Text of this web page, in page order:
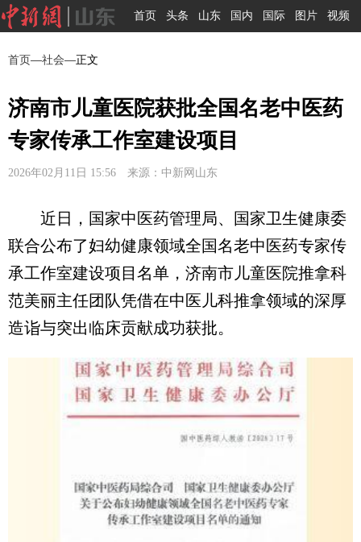
首页 头条 山东 国内 国际 图片 视频
首页—社会—正文
济南市儿童医院获批全国名老中医药
专家传承工作室建设项目
2026年02月11日 15:56 来源：中新网山东
近日，国家中医药管理局、国家卫生健康委
联合公布了妇幼健康领域全国名老中医药专家传
承工作室建设项目名单，济南市儿童医院推拿科
范美丽主任团队凭借在中医儿科推拿领域的深厚
造诣与突出临床贡献成功获批。